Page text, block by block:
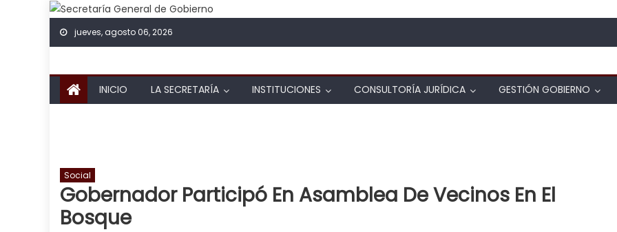
Skip to content
jueves, agosto 06, 2026
INICIO LA SECRETARÍA INSTITUCIONES CONSULTORÍA JURÍDICA GESTIÓN GOBIERNO
Social
Gobernador Participó En Asamblea De Vecinos En El
Bosque